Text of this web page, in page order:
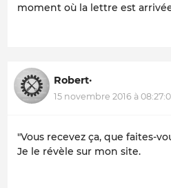
moment où la lettre est
Robert·
15 novembre 2016 à
"Vous recevez ça, que faites-
Je le révèle sur mon site.